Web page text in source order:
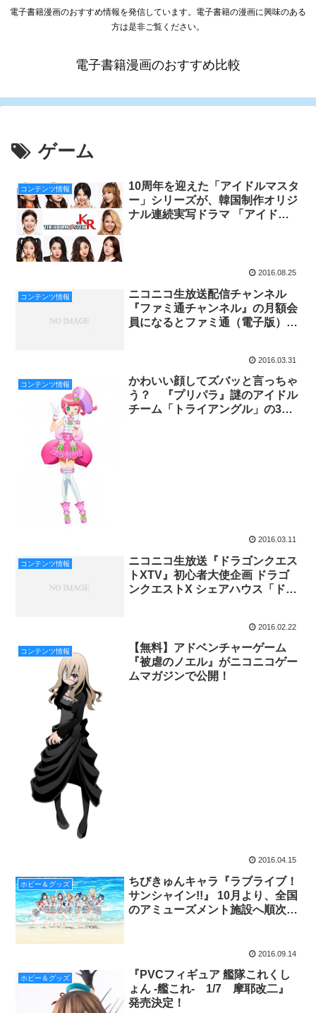
電子書籍漫画のおすすめ情報を発信しています。電子書籍の漫画に興味のある
方は是非ご覧ください。
電子書籍漫画のおすすめ比較
ゲーム
コンテンツ情報
10周年を迎えた「アイドルマスタ
ー」シリーズが、韓国制作オリジ
ナル連続実写ドラマ 「アイドル
2016.08.25
コンテンツ情報
ニコニコ生放送配信チャンネル
『ファミ通チャンネル』の月額会
員になるとファミ通（電子版）が
2016.03.31
コンテンツ情報
かわいい顔してズバッと言っちゃ
う？ 『プリパラ』謎のアイドル
チーム「トライアングル」の3人
2016.03.11
コンテンツ情報
ニコニコ生放送『ドラゴンクエス
トXTV』初心者大使企画 ドラゴ
ンクエストX シェアハウス「ドラ
2016.02.22
コンテンツ情報
【無料】アドベンチャーゲーム
『被虐のノエル』がニコニコゲー
ムマガジンで公開！
2016.04.15
ホビー＆グッズ
ちびきゅんキャラ『ラブライブ！
サンシャイン!!』 10月より、全国
のアミューズメント施設へ順次投
2016.09.14
ホビー＆グッズ
『PVCフィギュア 艦隊これくし
ょん -艦これ- 1/7 摩耶改二』
発売決定！